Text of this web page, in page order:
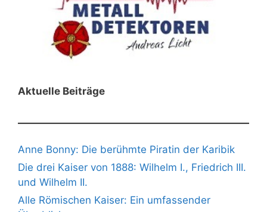
Aktuelle Beiträge
Anne Bonny: Die berühmte Piratin der Karibik
Die drei Kaiser von 1888: Wilhelm I., Friedrich III.
und Wilhelm II.
Alle Römischen Kaiser: Ein umfassender